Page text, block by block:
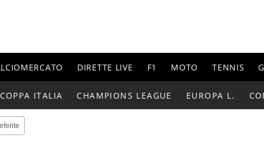
DIRETTE LIVE F1 MOTO TENNIS
COPPA ITALIA CHAMPIONS LEAGUE EUROPA L.